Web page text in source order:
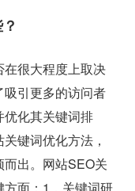
很大程度上取决
引更多的访问者
化其关键词排
键词优化方法，
出。网站SEO关